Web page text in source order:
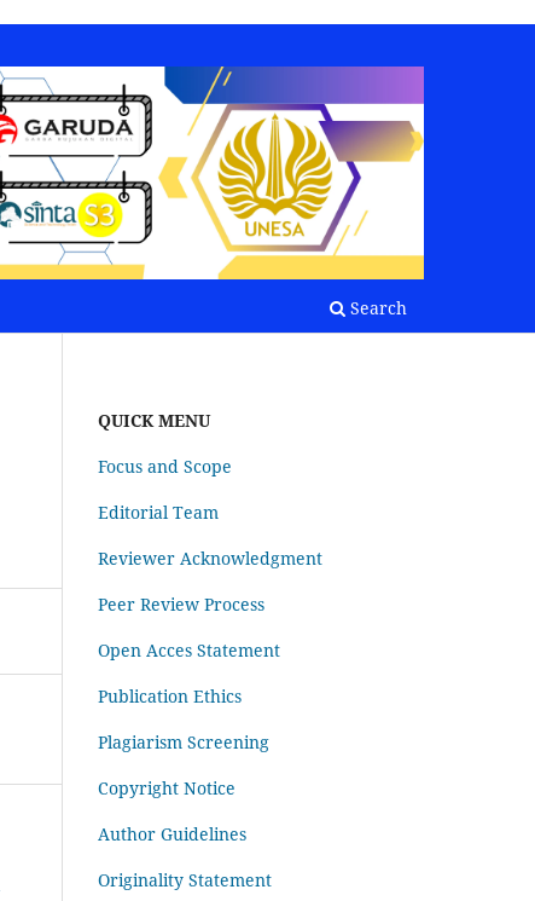
Search
QUICK MENU
Focus and Scope
Editorial Team
Reviewer Acknowledgment
Peer Review Process
Open Acces Statement
Publication Ethics
Plagiarism Screening
Copyright Notice
Author Guidelines
Originality Statement